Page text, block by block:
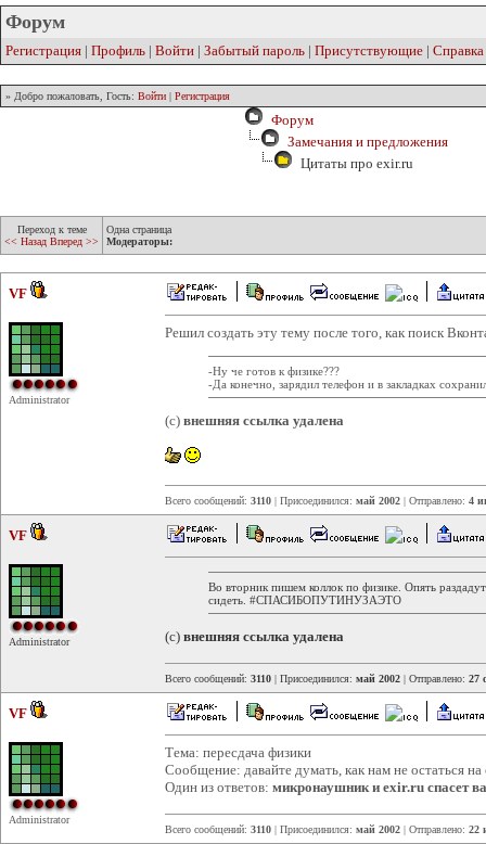
Форум
Регистрация | Профиль | Войти | Забытый пароль | Присутствующие | Справка
» Добро пожаловать, Гость: Войти | Регистрация
Форум
Замечания и предложения
Цитаты про exir.ru
Переход к теме
<< Назад Вперед >>
Одна страница
Модераторы:
VF
Administrator
Решил создать эту тему после того, как поиск
-Ну че готов к физике???
-Да конечно, зарядил телефон и в закладках
(c) внешняя ссылка удалена
Всего сообщений: 3110 | Присоединился: май 2002 | Отправлено: 4
VF
Administrator
Во вторник пишем коллок по физике. Опять
сидеть. #СПАСИБОПУТИНУЗАЭТО
(c) внешняя ссылка удалена
Всего сообщений: 3110 | Присоединился: май 2002 | Отправлено: 27
VF
Administrator
Тема: пересдача физики
Сообщение: давайте думать, как нам не остаться на
Один из ответов: микронаушник и exir.ru спасет
Всего сообщений: 3110 | Присоединился: май 2002 | Отправлено: 22